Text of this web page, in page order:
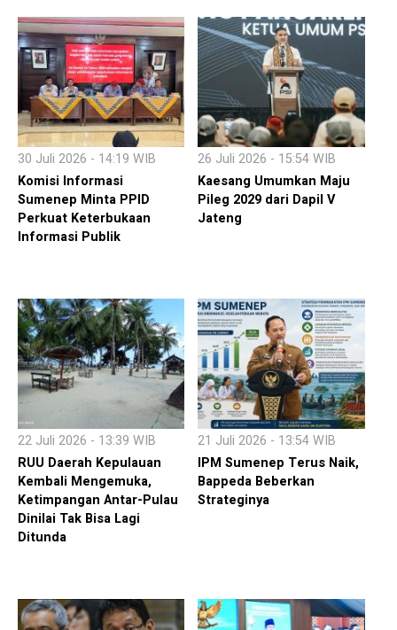
30 Juli 2026 - 14:19 WIB
Komisi Informasi
Sumenep Minta PPID
Perkuat Keterbukaan
Informasi Publik
26 Juli 2026 - 15:54 WIB
Kaesang Umumkan Maju
Pileg 2029 dari Dapil V
Jateng
22 Juli 2026 - 13:39 WIB
RUU Daerah Kepulauan
Kembali Mengemuka,
Ketimpangan Antar-Pulau
Dinilai Tak Bisa Lagi
Ditunda
21 Juli 2026 - 13:54 WIB
IPM Sumenep Terus Naik,
Bappeda Beberkan
Strateginya